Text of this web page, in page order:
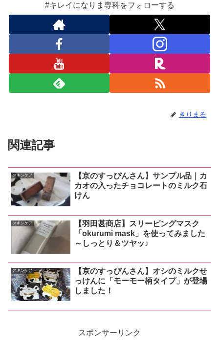
#キレイになりま専科をフォローする
きりまる
関連記事
スキンケア
【京のすっぴんさん】サンプル品｜カ
カオの入ったチョコレートのミルク石
けん
スキンケア
【羽田甚商店】スリーピングマスク
「okurumi mask」を使ってみました
～しっとり＆ツヤッ♪
スキンケア
【京のすっぴんさん】オシのミルクせ
っけんに「モーモー柄タイプ」が登場
しました！
スポンサーリンク